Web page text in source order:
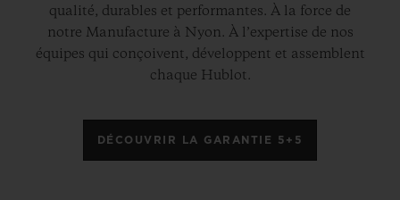
qualité, durables et performantes. À la force de
notre Manufacture à Nyon. À l’expertise de nos
équipes qui conçoivent, développent et assemblent
chaque Hublot.
DÉCOUVRIR LA GARANTIE 5+5